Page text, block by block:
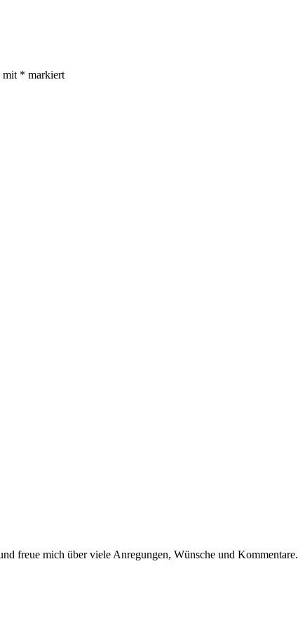
mit * markiert
freue mich über viele Anregungen, Wünsche und Kommentare.